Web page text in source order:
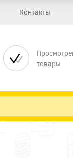
Контакты
товары